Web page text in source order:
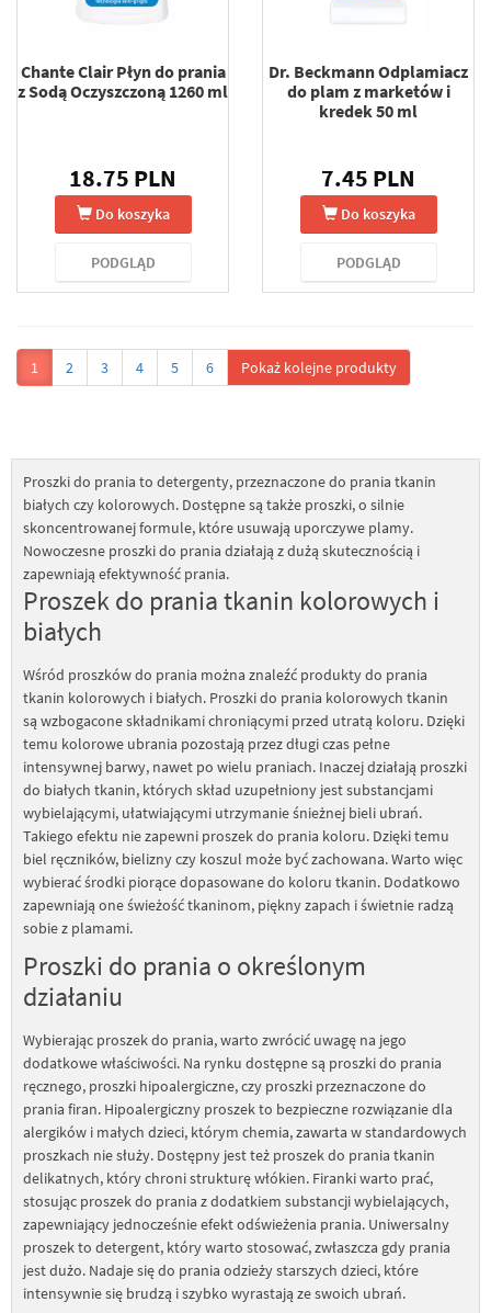
Chante Clair Płyn do prania
z Sodą Oczyszczoną 1260 ml
18.75 PLN
Do koszyka
PODGLĄD
Dr. Beckmann Odplamiacz
do plam z marketów i
kredek 50 ml
7.45 PLN
Do koszyka
PODGLĄD
1 2 3 4 5 6 Pokaż kolejne produkty
Proszki do prania to detergenty, przeznaczone do prania tkanin
białych czy kolorowych. Dostępne są także proszki, o silnie
skoncentrowanej formule, które usuwają uporczywe plamy.
Nowoczesne proszki do prania działają z dużą skutecznością i
zapewniają efektywność prania.
Proszek do prania tkanin kolorowych i
białych
Wśród proszków do prania można znaleźć produkty do prania
tkanin kolorowych i białych. Proszki do prania kolorowych tkanin
są wzbogacone składnikami chroniącymi przed utratą koloru. Dzięki
temu kolorowe ubrania pozostają przez długi czas pełne
intensywnej barwy, nawet po wielu praniach. Inaczej działają proszki
do białych tkanin, których skład uzupełniony jest substancjami
wybielającymi, ułatwiającymi utrzymanie śnieżnej bieli ubrań.
Takiego efektu nie zapewni proszek do prania koloru. Dzięki temu
biel ręczników, bielizny czy koszul może być zachowana. Warto więc
wybierać środki piorące dopasowane do koloru tkanin. Dodatkowo
zapewniają one świeżość tkaninom, piękny zapach i świetnie radzą
sobie z plamami.
Proszki do prania o określonym
działaniu
Wybierając proszek do prania, warto zwrócić uwagę na jego
dodatkowe właściwości. Na rynku dostępne są proszki do prania
ręcznego, proszki hipoalergiczne, czy proszki przeznaczone do
prania firan. Hipoalergiczny proszek to bezpieczne rozwiązanie dla
alergików i małych dzieci, którym chemia, zawarta w standardowych
proszkach nie służy. Dostępny jest też proszek do prania tkanin
delikatnych, który chroni strukturę włókien. Firanki warto prać,
stosując proszek do prania z dodatkiem substancji wybielających,
zapewniający jednocześnie efekt odświeżenia prania. Uniwersalny
proszek to detergent, który warto stosować, zwłaszcza gdy prania
jest dużo. Nadaje się do prania odzieży starszych dzieci, które
intensywnie się brudzą i szybko wyrastają ze swoich ubrań.